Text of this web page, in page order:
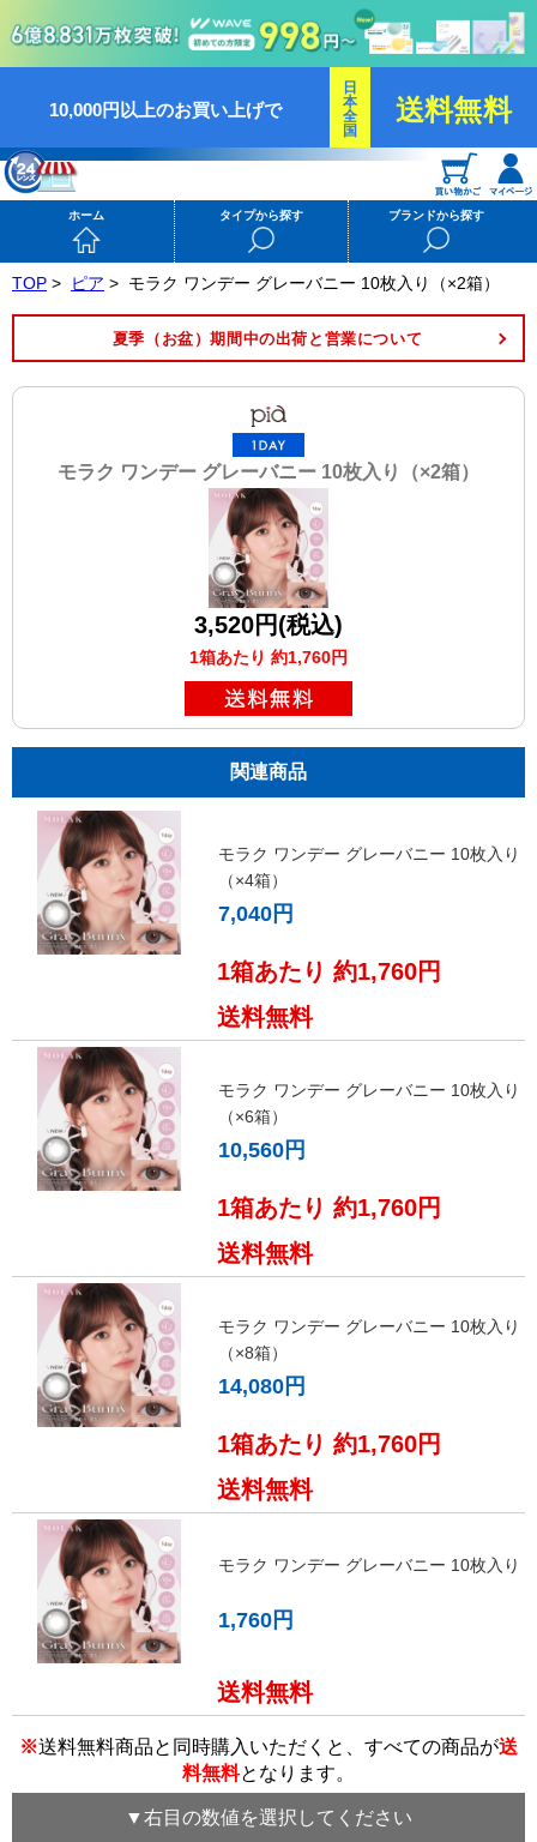
10,000円以上のお買い上げで
日
本
全
国
送料無料
ホーム タイプから探す ブランドから探す
TOP > ピア > モラク ワンデー グレーバニー 10枚入り（×2箱）
夏季（お盆）期間中の出荷と営業について
モラク ワンデー グレーバニー 10枚入り（×2箱）
3,520円(税込)
1箱あたり 約1,760円
関連商品
モラク ワンデー グレーバニー 10枚入り
（×4箱）
7,040円
1箱あたり 約1,760円
送料無料
モラク ワンデー グレーバニー 10枚入り
（×6箱）
10,560円
1箱あたり 約1,760円
送料無料
モラク ワンデー グレーバニー 10枚入り
（×8箱）
14,080円
1箱あたり 約1,760円
送料無料
モラク ワンデー グレーバニー 10枚入り
1,760円
送料無料
※送料無料商品と同時購入いただくと、すべての商品が送
料無料となります。
▼右目 の数値を選択してください